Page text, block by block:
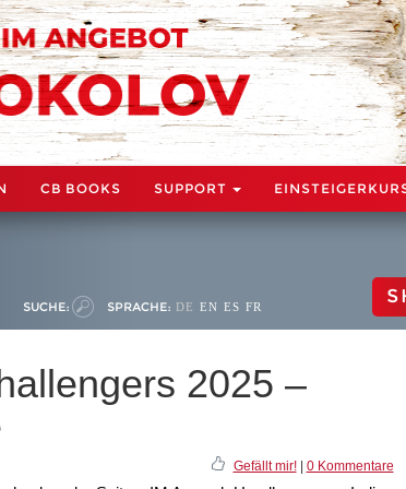
CB BOOKS SUPPORT
SUCHE: SPRACHE: DE EN ES FR
2025 –
Gefällt mir!| 0 Kommentare